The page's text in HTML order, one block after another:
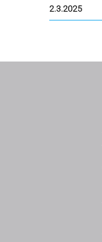
2.3.2025